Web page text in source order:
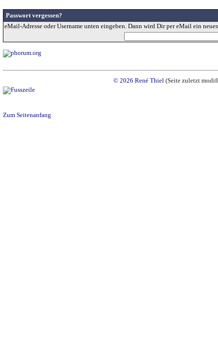
Passwort vergessen?
eMail-Adresse oder Username unten eingeben. Dann wird Dir per eMail ein
© 2026 René Thiel (Seite zuletzt
Zum Seitenanfang